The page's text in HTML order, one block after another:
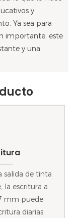
y
Ya sea para
importante, este
y una
salida de tinta
la escritura a
mm puede
diarias.